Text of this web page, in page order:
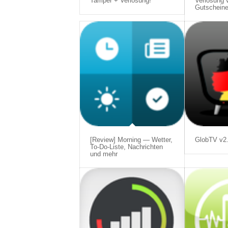
[Review] Morning — Wetter,
To-Do-Liste, Nachrichten
und mehr
GlobTV